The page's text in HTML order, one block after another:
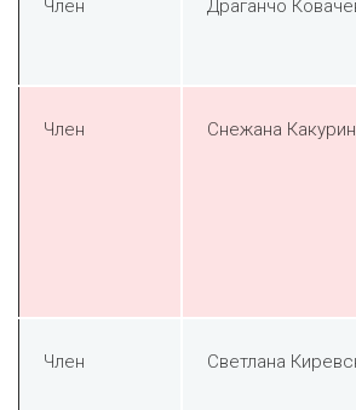
Член Драганчо
Член Снежана
Член Светлана